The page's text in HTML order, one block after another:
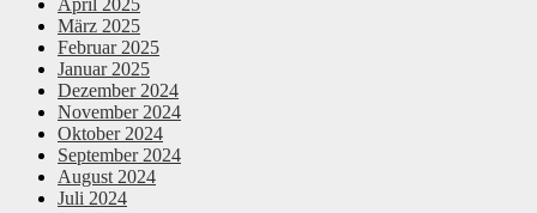
April 2025
März 2025
Februar 2025
Januar 2025
Dezember 2024
November 2024
Oktober 2024
September 2024
August 2024
Juli 2024